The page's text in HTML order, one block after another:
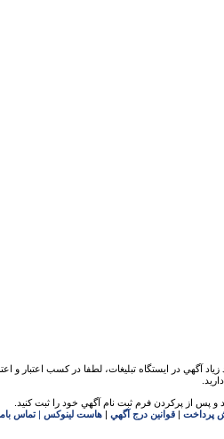
آگهي در ايستگاه تبلیغات، لطفا در كسب اعتبار و
و پس از پركردن فرم ثبت نام آگهي خود را ثبت كنيد.
پرداخت | قوانين درج آگهي | هاست لینوکس |تماس